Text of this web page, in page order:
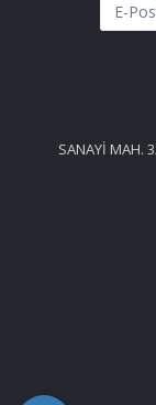
SANAYİ MAH.